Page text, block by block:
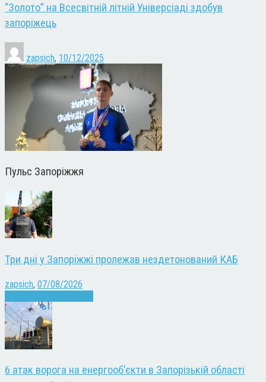
“Золото” на Всесвітній літній Універсіаді здобув
запоріжець
zapsich, 10/12/2025
Пульс Запоріжжя
Три дні у Запоріжжі пролежав нездетонований КАБ
zapsich, 07/08/2026
6 атак ворога на енергооб’єкти в Запорізькій області